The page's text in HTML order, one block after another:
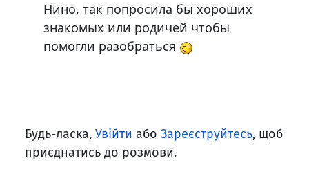
Нино, так попросила бы хороших
знакомых или родичей чтобы
помогли разобраться
Будь-ласка, Увійти або Зареєструйтесь, щоб
приєднатись до розмови.